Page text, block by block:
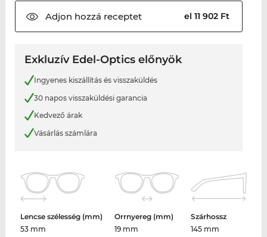
Adjon hozzá receptet el 11 902 Ft
Exkluzív Edel-Optics előnyök
Ingyenes kiszállítás és visszaküldés
30 napos visszaküldési garancia
Kedvező árak
Vásárlás számlára
Lencse szélesség (mm)
53 mm
Orrnyereg (mm)
19 mm
Szárhossz
145 mm